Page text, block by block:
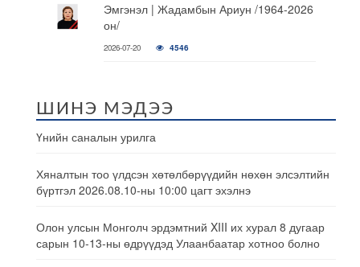
Эмгэнэл | Жадамбын Ариун /1964-2026
он/
2026-07-20 4546
ШИНЭ МЭДЭЭ
Үнийн саналын урилга
Хяналтын тоо үлдсэн хөтөлбөрүүдийн нөхөн элсэлтийн
бүртгэл 2026.08.10-ны 10:00 цагт эхэлнэ
Олон улсын Монголч эрдэмтний XIII их хурал 8 дугаар
сарын 10-13-ны өдрүүдэд Улаанбаатар хотноо болно